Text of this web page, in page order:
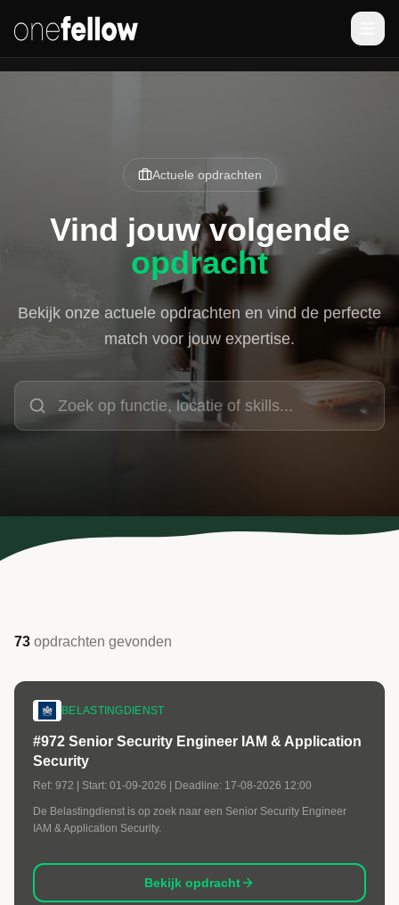
Actuele opdrachten
Vind jouw volgende
opdracht
Bekijk onze actuele opdrachten en vind de perfecte
match voor jouw expertise.
73 opdrachten gevonden
BELASTINGDIENST
#972 Senior Security Engineer IAM & Application
Security
Ref: 972 | Start: 01-09-2026 | Deadline: 17-08-2026 12:00
De Belastingdienst is op zoek naar een Senior Security Engineer
IAM & Application Security.
Bekijk opdracht